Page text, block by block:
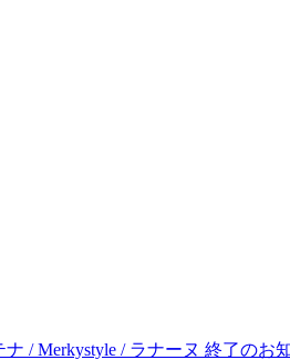
ナ / Merkystyle / ラナーヌ 終了のお